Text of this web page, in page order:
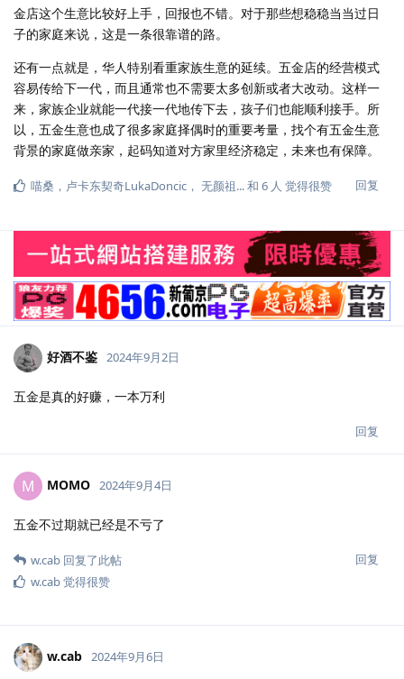
金店这个生意比较好上手，回报也不错。对于那些想稳稳当当过日
子的家庭来说，这是一条很靠谱的路。
还有一点就是，华人特别看重家族生意的延续。五金店的经营模式
容易传给下一代，而且通常也不需要太多创新或者大改动。这样一
来，家族企业就能一代接一代地传下去，孩子们也能顺利接手。所
以，五金生意也成了很多家庭择偶时的重要考量，找个有五金生意
背景的家庭做亲家，起码知道对方家里经济稳定，未来也有保障。
回复
喵桑 ， 卢卡东契奇LukaDoncic ， 无颜祖...和 6 人 觉得很赞
好酒不鉴 2024年9月2日
五金是真的好赚，一本万利
回复
M MOMO 2024年9月4日
五金不过期就已经是不亏了
回复
w.cab 回复了此帖
w.cab觉得很赞
w.cab 2024年9月6日